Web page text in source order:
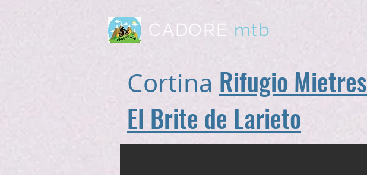
CADORE mtb
Cortina Rifugio Mietres
El Brite de Larieto